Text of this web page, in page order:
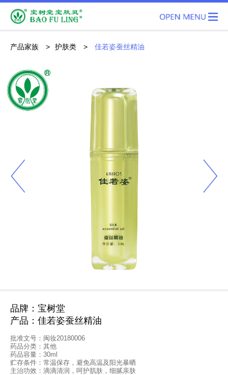
产品家族 > 护肤类 > 佳若姿蚕丝精油
品牌：宝树堂
产品：佳若姿蚕丝精油
批准文号：闽妆20180006
药品分类：其他
药品容量：30ml
贮存条件：常温保存，避免高温及阳光暴晒
主治功效：滴滴清润，呵护肌肤，细腻亲肤